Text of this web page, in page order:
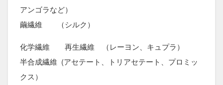
アンゴラなど）
繭繊維 （シルク）
化学繊維 再生繊維 （レーヨン、キュプラ）
半合成繊維 (アセテート、トリアセテート、プロミッ
クス）